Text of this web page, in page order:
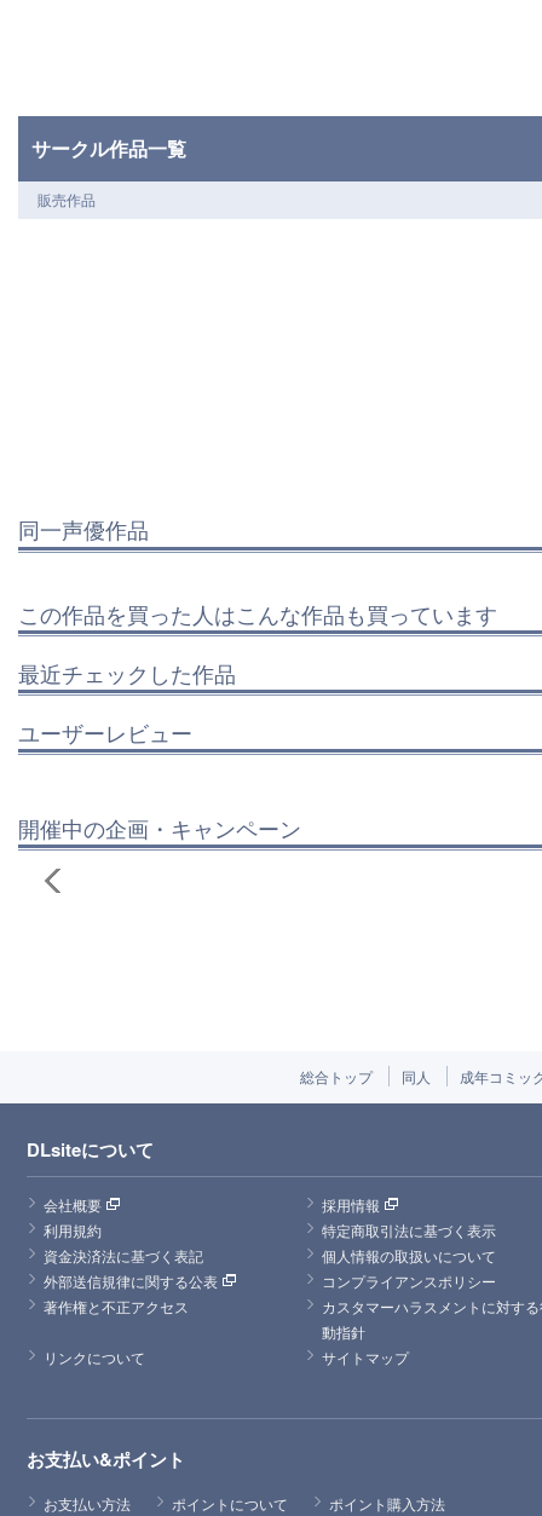
サークル作品一覧
販売作品
同一声優作品
この作品を買った人はこんな作品も買っています
最近チェックした作品
ユーザーレビュー
開催中の企画・キャンペーン
総合トップ 同人 成年コミッ
DLsiteについて
会社概要
採用情報
利用規約
特定商取引法に基づく表示
資金決済法に基づく表記
個人情報の取扱いについて
外部送信規律に関する公表
コンプライアンスポリシー
著作権と不正アクセス
カスタマーハラスメントに対す
動指針
リンクについて
サイトマップ
お支払い&ポイント
お支払い方法 ポイントについて ポイント購入方法